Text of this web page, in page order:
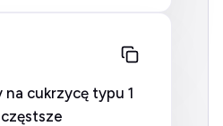
cukrzycę typu 1